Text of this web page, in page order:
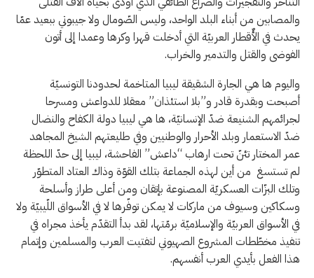
والمصابين من أبناء البلد الواحد، وليس الصّومال ولا جيبوتي ببعيد عمّا
يحدث في الأٌقطار العربيّة التي أدخلت قهرا وكرها وعمدا إلى أتون
الفوضى والقتل والتدمير والخراب.
واليوم ها هي الجارة الشقيقة ليبيا المتاخمة لحدودنا التونسيّة
أصبحت وبقدرة قادر و”بلا استئذان” معقلا للدواعش ومسرحا
لجرائمهم الشنيعة ضدّ الإنسانيّة، ها هي ليبيا دولة الكفاح والنضال
ضدّ الاستعمار وبلد الأحرار والوطنيين وفي طليعتهم الشيخ المجاهد
عمر المختار تئنّ تحت ارهاب “داعش” الفاحشة، ليبيا إلى حدّ اللحظة
لم تستسغ من أين لهذه الجماعة بتلك القوّة وذاك العتاد المتطوّر
وتلك البزّات العسكريّة المصنوعة بإتقان ومن أعلى طراز وأسلحة
وسكاكين وسيوف من ماركات لا يمكن توفّرها لا في الأسواق اللّيبيّة ولا
في الأسواق العربيّة والإسلاميّة برمّتها، لقد بدأ التقدّم يأخذ مجراه في
تنفيذ مخطّطات المشروع الصهيوني لتفتيت العرب والمسلمين وإتمام
هذا الفعل بأيدي العرب أنفسهم.